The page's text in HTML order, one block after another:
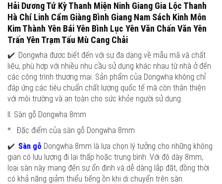
Hải Dương Tứ Kỳ Thanh Miện Ninh Giang Gia Lộc Thanh
Hà Chí Linh Cẩm Giàng Bình Giang Nam Sách Kinh Môn
Kim Thành Yên Bái Yên Bình Lục Yên Văn Chấn Văn Yên
Trấn Yên Trạm Tấu Mù Cang Chải
✔️. Dongwha được biết đến với sự đa dạng về mẫu mã và chất
liệu, phù hợp với nhiều nhu cầu sử dụng khác nhau từ nhà ở đến
các công trình thương mại. Sản phẩm của Dongwha không chỉ
đáp ứng các tiêu chuẩn chất lượng quốc tế mà còn thân thiện
với môi trường và an toàn cho sức khỏe người sử dụng.
II. Sàn gỗ Dongwha 8mm
*. Đặc điểm của sàn gỗ Dongwha 8mm
✔️. Sàn gỗ Dongwha 8mm là lựa chọn lý tưởng cho những không
gian có lưu lượng đi lại thấp hoặc trung bình. Với độ dày 8mm,
loại sàn này mang đến sự ổn định và dễ dàng lắp đặt, đồng thời
có khả năng giảm thiểu tiếng ồn khi di chuyển trên sàn.